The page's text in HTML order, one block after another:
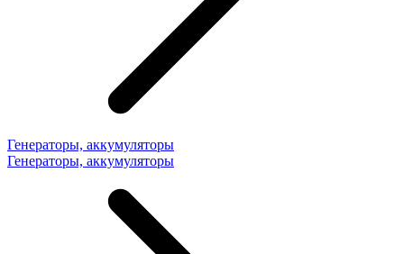
Генераторы, аккумуляторы
Генераторы, аккумуляторы